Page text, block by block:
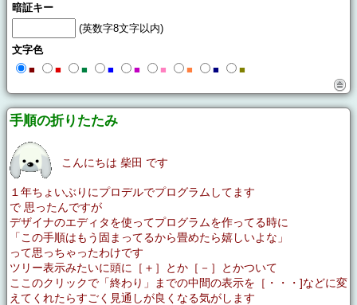
暗証キー
(英数字8文字以内)
文字色
■
■ ■ ■ ■ ■ ■ ■ ■
手順の折りたたみ
こんにちは 柴田 です
１年ちょいぶりにプロデルでプログラムしてます
で 思ったんですが
デザイナのエディタを使ってプログラムを作ってる時に
「この手順はもう固まってるから畳めたら嬉しいよな」
って思っちゃったわけです
ツリー表示みたいに頭に［＋］とか［－］とかついて
ここのクリックで「終わり」までの中間の表示を［・・・]などに変
えてくれたらすごく見通しが良くなる気がします